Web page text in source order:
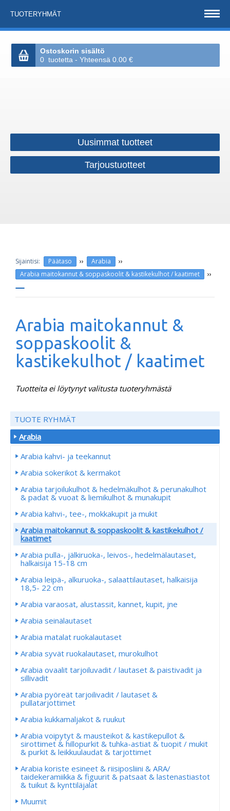
TUOTERYHMÄT
Ostoskorin sisältö
0 tuotetta - Yhteensä 0.00 €
Uusimmat tuotteet
Tarjoustuotteet
Päätaso ›› Arabia ››
Arabia maitokannut & soppaskoolit & kastikekulhot / kaatimet ››
Arabia maitokannut &
soppaskoolit &
kastikekulhot / kaatimet
Tuotteita ei löytynyt valitusta tuoteryhmästä
TUOTE RYHMÄT
Arabia
Arabia kahvi- ja teekannut
Arabia sokerikot & kermakot
Arabia tarjoilukulhot & hedelmäkulhot & perunakulhot
& padat & vuoat & liemikulhot & munakupit
Arabia kahvi-, tee-, mokkakupit ja mukit
Arabia maitokannut & soppaskoolit & kastikekulhot /
kaatimet
Arabia pulla-, jälkiruoka-, leivos-, hedelmälautaset,
halkaisija 15-18 cm
Arabia leipä-, alkuruoka-, salaattilautaset, halkaisija
18,5- 22 cm
Arabia varaosat, alustassit, kannet, kupit, jne
Arabia seinälautaset
Arabia matalat ruokalautaset
Arabia syvät ruokalautaset, murokulhot
Arabia ovaalit tarjoiluvadit / lautaset & paistivadit ja
sillivadit
Arabia pyöreät tarjoilivadit / lautaset &
pullatarjottimet
Arabia kukkamaljakot & ruukut
Arabia voipytyt & mausteikot & kastikepullot &
sirottimet & hillopurkit & tuhka-astiat & tuopit / mukit
& purkit & leikkuulaudat & tarjottimet
Arabia koriste esineet & riisiposliini & ARA/
taidekeramiikka & figuurit & patsaat & lastenastiastot
& tuikut & kynttiläjalat
Muumit